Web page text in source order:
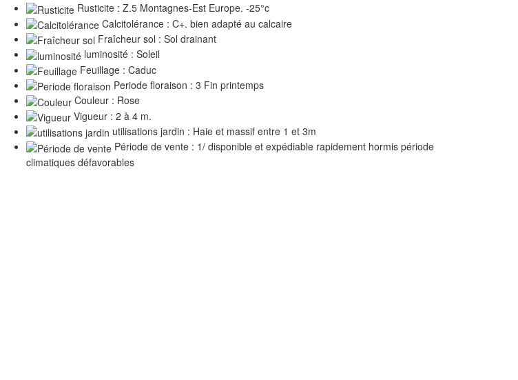
Rusticite : Z.5 Montagnes-Est Europe. -25°c
Calcitolérance : C+. bien adapté au calcaire
Fraîcheur sol : Sol drainant
luminosité : Soleil
Feuillage : Caduc
Periode floraison : 3 Fin printemps
Couleur : Rose
Vigueur : 2 à 4 m.
utilisations jardin : Haie et massif entre 1 et 3m
Période de vente : 1/ disponible et expédiable rapidement hormis période
climatiques défavorables